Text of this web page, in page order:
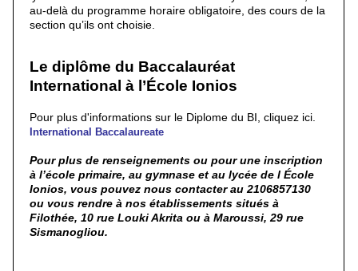
au-delà du programme horaire obligatoire, des cours de la
section qu’ils ont choisie.
Le diplôme du Baccalauréat
International à l’École Ionios
Pour plus d'informations sur le Diplome du BI, cliquez ici.
International Baccalaureate
Pour plus de renseignements ou pour une inscription
à l’école primaire, au gymnase et au lycée de l École
Ionios, vous pouvez nous contacter au 2106857130
ou vous rendre à nos établissements situés à
Filothée, 10 rue Louki Akrita ou à Maroussi, 29 rue
Sismanogliou.